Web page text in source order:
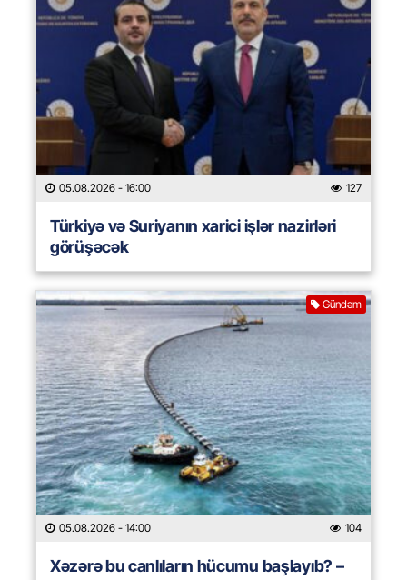
05.08.2026 - 16:00 127
Türkiyə və Suriyanın xarici işlər nazirləri
görüşəcək
Gündəm
05.08.2026 - 14:00 104
Xəzərə bu canlıların hücumu başlayıb? –